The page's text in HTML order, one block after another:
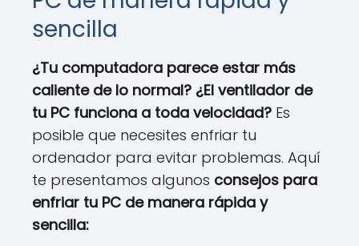
sencilla
¿Tu computadora parece estar más
caliente de lo normal? ¿El ventilador de
tu PC funciona a toda velocidad? Es
posible que necesites enfriar tu
ordenador para evitar problemas. Aquí
te presentamos algunos consejos para
enfriar tu PC de manera rápida y
sencilla: